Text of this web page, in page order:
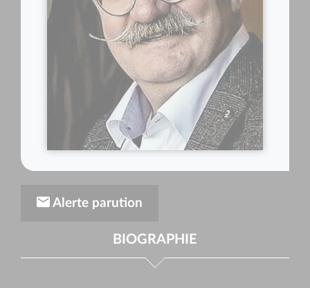
Alerte parution
BIOGRAPHIE